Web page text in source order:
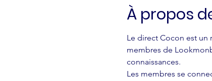
À propos
Le direct Cocon est un
membres de
connaissances.
Les membres se